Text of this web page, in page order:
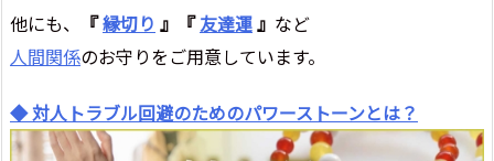
他にも、 『縁切り 』『友達運』 など
人間関係のお守りをご用意しています。
◆ 対人トラブル回避のためのパワーストーンとは？